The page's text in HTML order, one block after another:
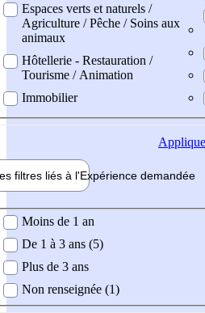
Espaces verts et naturels /
Agriculture / Pêche / Soins aux
animaux
Hôtellerie - Restauration /
Tourisme / Animation
Immobilier
filtres liés à l'Expérience demandée
demandée
Moins de 1 an
De 1 à 3 ans (5)
Plus de 3 ans
Non renseignée (1)